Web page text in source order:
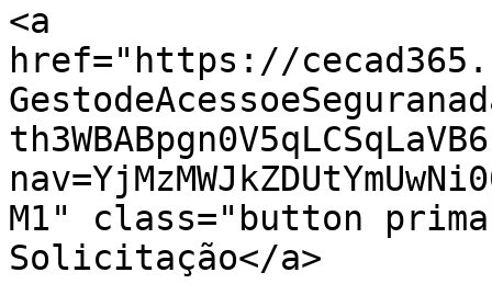
<a
href="https://
M1" class="button
Solicitação</a>